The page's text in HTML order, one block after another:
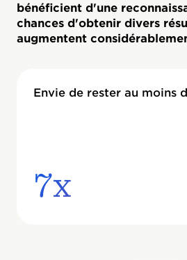
bénéficient d'une
chances d'obtenir divers
augmentent
Envie de rester au moins
7x